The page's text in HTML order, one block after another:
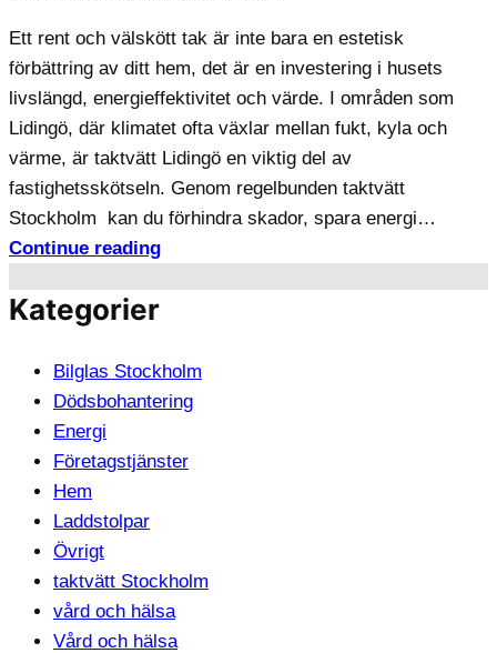
Ett rent och välskött tak är inte bara en estetisk
förbättring av ditt hem, det är en investering i husets
livslängd, energieffektivitet och värde. I områden som
Lidingö, där klimatet ofta växlar mellan fukt, kyla och
värme, är taktvätt Lidingö en viktig del av
fastighetsskötseln. Genom regelbunden taktvätt
Stockholm kan du förhindra skador, spara energi…
Continue reading
Kategorier
Bilglas Stockholm
Dödsbohantering
Energi
Företagstjänster
Hem
Laddstolpar
Övrigt
taktvätt Stockholm
vård och hälsa
Vård och hälsa